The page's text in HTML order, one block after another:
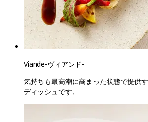
Viande-ヴィアンド-
気持ちも最高潮に高まった状態で提供
ディッシュです。